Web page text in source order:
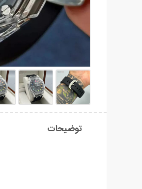
توضیحات